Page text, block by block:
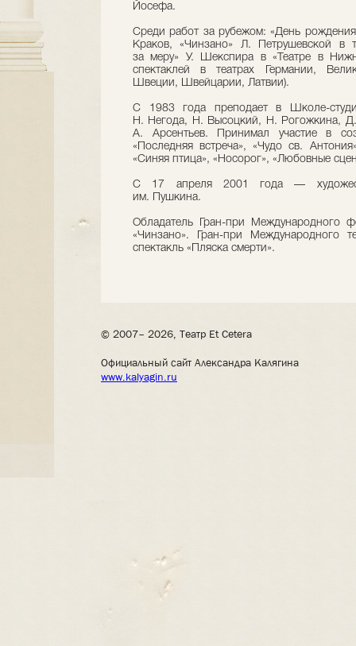
Йосефа.
Среди работ за рубежом: «День
Краков, «Чинзано» Л. Петрушевской в
за меру» У. Шекспира в «Театре в
спектаклей в театрах Германии,
Швеции, Швейцарии, Латвии).
С 1983 года преподает в Школе-
Н. Негода, Н. Высоцкий, Н. Рогожкина,
А. Арсентьев. Принимал участие в
«Последняя встреча», «Чудо св.
«Синяя птица», «Носорог», «Любовные
С 17 апреля 2001 года —
им. Пушкина.
Обладатель Гран-при Международного
«Чинзано». Гран-при Международного
спектакль «Пляска смерти».
© 2007– 2026, Театр Et Cetera
Официальный сайт Александра Калягина
www.kalyagin.ru